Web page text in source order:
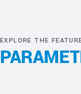
EXPLORE THE